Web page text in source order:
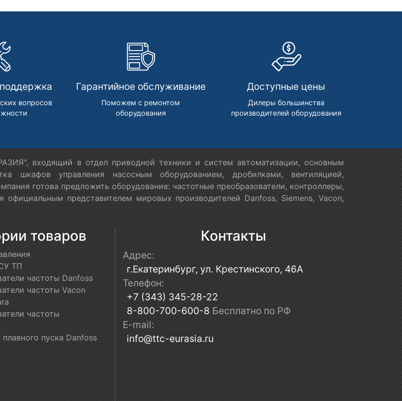
вопросов
Гарантийное обслуживание
Поможем с ремонтом
оборудования
Доступные цены
Дилеры большинства
производителей оборудования
входящий в отдел приводной техники и систем автоматизации, основным
шкафов управления насосным оборудованием, дробилками, вентиляцией,
готова предложить оборудование: частотные преобразователи, контроллеры,
представителем мировых производителей Danfoss, Siemens, Vacon,
товаров
ТП
частоты Danfoss
частоты Vacon
частоты
пуска Danfoss
Контакты
Адрес:
г.Екатеринбург, ул. Крестинского, 46А
Телефон:
+7 (343) 345-28-22
8-800-700-600-8 Бесплатно по РФ
E-mail:
info@ttc-eurasia.ru